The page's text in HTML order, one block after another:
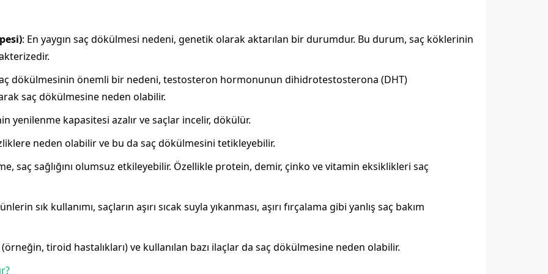
: En yaygın saç dökülmesi nedeni, genetik olarak aktarılan bir durumdur. Bu durum, saç köklerinin
dökülmesinin önemli bir nedeni, testosteron hormonunun dihidrotestosterona (DHT)
saç dökülmesine neden olabilir.
yenilenme kapasitesi azalır ve saçlar incelir, dökülür.
neden olabilir ve bu da saç dökülmesini tetikleyebilir.
saç sağlığını olumsuz etkileyebilir. Özellikle protein, demir, çinko ve vitamin eksiklikleri saç
sık kullanımı, saçların aşırı sıcak suyla yıkanması, aşırı fırçalama gibi yanlış saç bakım
(örneğin, tiroid hastalıkları) ve kullanılan bazı ilaçlar da saç dökülmesine neden olabilir.